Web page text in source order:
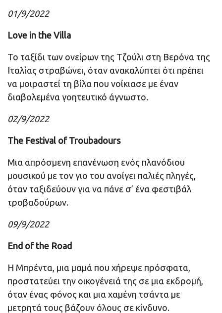
01/9/2022
Love in the Villa
Το ταξίδι των ονείρων της Τζούλι στη Βερόνα της
Ιταλίας στραβώνει, όταν ανακαλύπτει ότι πρέπει
να μοιραστεί τη βίλα που νοίκιασε με έναν
διαβολεμένα γοητευτικό άγνωστο.
02/9/2022
The Festival of Troubadours
Μια απρόσμενη επανένωση ενός πλανόδιου
μουσικού με τον γιο του ανοίγει παλιές πληγές,
όταν ταξιδεύουν για να πάνε σ’ ένα φεστιβάλ
τροβαδούρων.
09/9/2022
End of the Road
Η Μπρέντα, μια μαμά που χήρεψε πρόσφατα,
προστατεύει την οικογένειά της σε μια εκδρομή,
όταν ένας φόνος και μια χαμένη τσάντα με
μετρητά τους βάζουν όλους σε κίνδυνο.